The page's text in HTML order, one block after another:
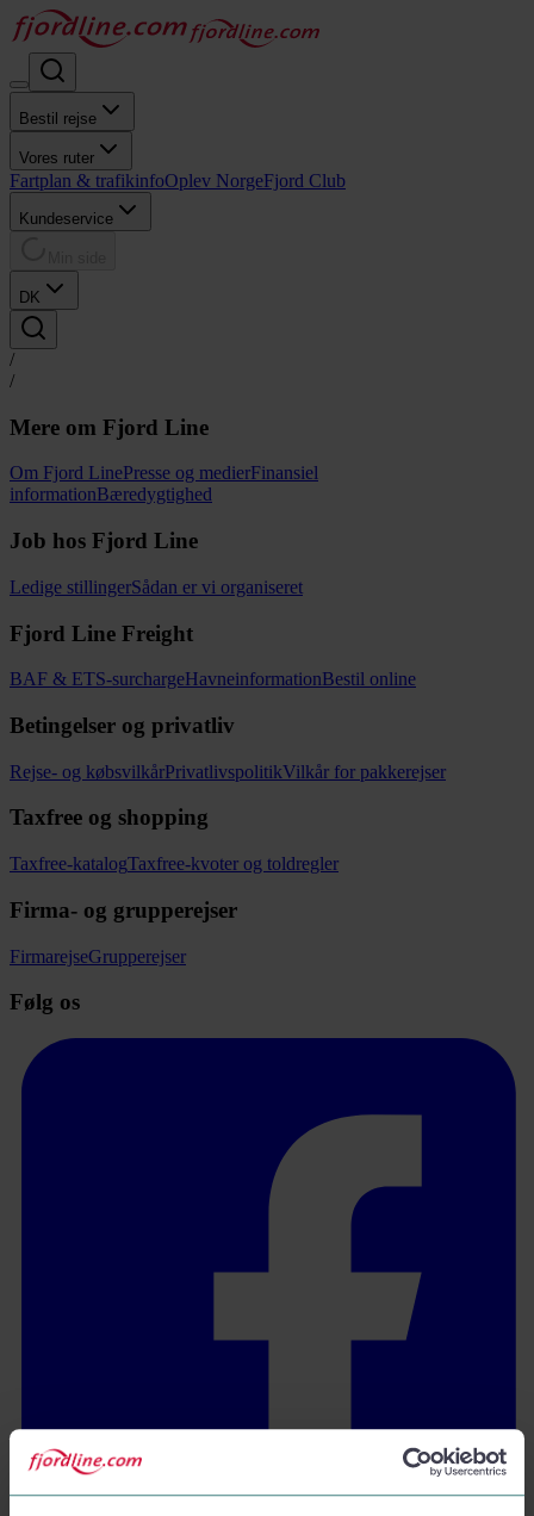
Bestil rejse
Vores ruter
Fartplan & trafikinfoOplev NorgeFjord Club
Kundeservice
DK
/
/
Mere om Fjord Line
Om Fjord LinePresse og medierFinansiel
informationBæredygtighed
Job hos Fjord Line
Ledige stillingerSådan er vi organiseret
Fjord Line Freight
BAF & ETS-surchargeHavneinformationBestil online
Betingelser og privatliv
Rejse- og købsvilkårPrivatlivspolitikVilkår for pakkerejser
Taxfree og shopping
Taxfree-katalogTaxfree-kvoter og toldregler
Firma- og grupperejser
FirmarejseGrupperejser
Følg os